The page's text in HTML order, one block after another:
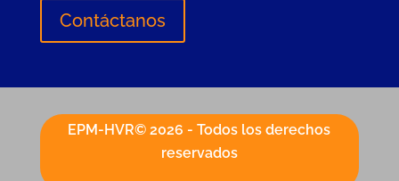
Contáctanos
EPM-HVR© 2026 - Todos los derechos
reservados